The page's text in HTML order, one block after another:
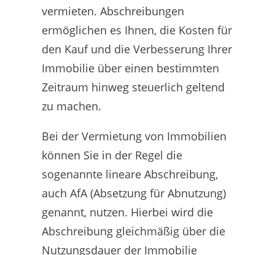
vermieten. Abschreibungen
ermöglichen es Ihnen, die Kosten für
den Kauf und die Verbesserung Ihrer
Immobilie über einen bestimmten
Zeitraum hinweg steuerlich geltend
zu machen.
Bei der Vermietung von Immobilien
können Sie in der Regel die
sogenannte lineare Abschreibung,
auch AfA (Absetzung für Abnutzung)
genannt, nutzen. Hierbei wird die
Abschreibung gleichmäßig über die
Nutzungsdauer der Immobilie